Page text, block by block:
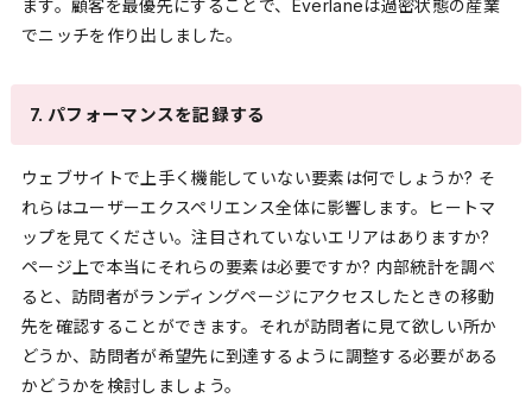
ます。顧客を最優先にすることで、Everlaneは過密状態の産業
でニッチを作り出しました。
7. パフォーマンスを記録する
ウェブサイトで上手く機能していない要素は何でしょうか? そ
れらはユーザーエクスペリエンス全体に影響します。ヒートマ
ップを見てください。注目されていないエリアはありますか?
ページ上で本当にそれらの要素は必要ですか? 内部統計を調べ
ると、訪問者がランディングページにアクセスしたときの移動
先を確認することができます。それが訪問者に見て欲しい所か
どうか、訪問者が希望先に到達するように調整する必要がある
かどうかを検討しましょう。